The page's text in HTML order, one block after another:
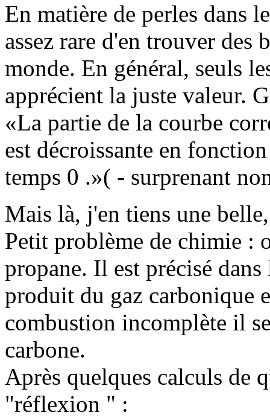
En matière de perles dans
assez rare d'en trouver des
monde. En général, seuls
apprécient la juste valeur.
La partie de la courbe
est décroissante en
temps 0 . ( - surprenant
Mais là, j'en tiens une
Petit problème de chimie :
propane. Il est précisé
produit du gaz carbonique
combustion incomplète il
carbone.
Après quelques calculs de
"réflexion " :